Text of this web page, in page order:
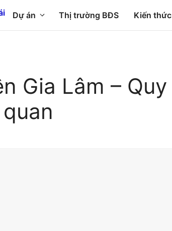
Dự án Thị trường BĐS Kiến thức
Gia Lâm – Quy